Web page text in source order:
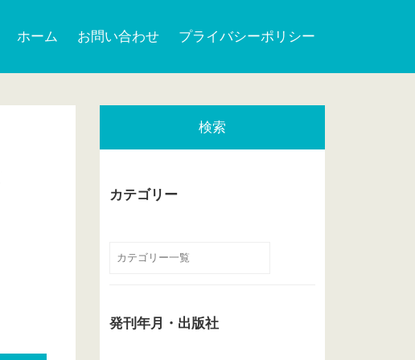
ホーム お問い合わせ プライバシーポリシー
検索
カテゴリー
発刊年月・出版社